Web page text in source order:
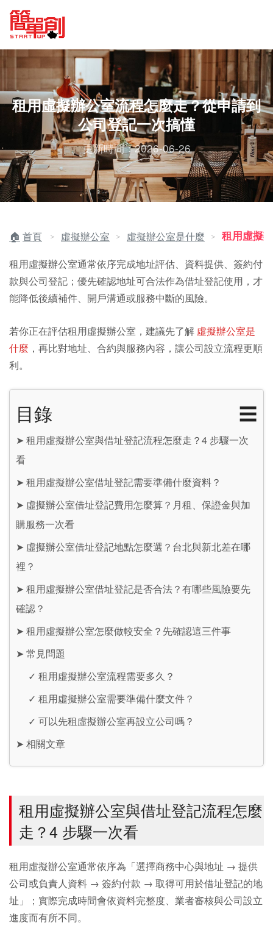
租用虛擬辦公室流程怎麼走？從申請到
公司登記一次搞懂
更新時間：2026-06-26
首頁 ＞ 虛擬辦公室 ＞ 虛擬辦公室是什麼 ＞ 租用虛擬
租用虛擬辦公室通常依序完成地址評估、資料提供、簽約付
款與公司登記；優先確認地址可合法作為借址登記使用，才
能降低後續補件、開戶溝通或服務中斷的風險。
若你正在評估租用虛擬辦公室，建議先了解 虛擬辦公室是
什麼 ，再比對地址、合約與服務內容，讓公司設立流程更順
利。
目錄 ☰
➤ 租用虛擬辦公室與借址登記流程怎麼走？4 步驟一次
看
➤ 租用虛擬辦公室借址登記需要準備什麼資料？
➤ 虛擬辦公室借址登記費用怎麼算？月租、保證金與加
購服務一次看
➤ 虛擬辦公室借址登記地點怎麼選？台北與新北差在哪
裡？
➤ 租用虛擬辦公室借址登記是否合法？有哪些風險要先
確認？
➤ 租用虛擬辦公室怎麼做較安全？先確認這三件事
➤ 常見問題
✓ 租用虛擬辦公室流程需要多久？
✓ 租用虛擬辦公室需要準備什麼文件？
✓ 可以先租虛擬辦公室再設立公司嗎？
➤ 相關文章
租用虛擬辦公室與借址登記流程怎麼
走？4 步驟一次看
租用虛擬辦公室通常依序為「選擇商務中心與地址 → 提供
公司或負責人資料 → 簽約付款 → 取得可用於借址登記的地
址」；實際完成時間會依資料完整度、業者審核與公司設立
進度而有所不同。